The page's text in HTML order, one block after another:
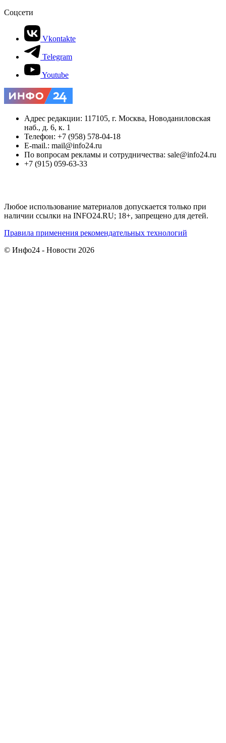
Соцсети
Vkontakte
Telegram
Youtube
Адрес редакции: 117105, г. Москва, Новоданиловская
наб., д. 6, к. 1
Телефон: +7 (958) 578-04-18
E-mail.: mail@info24.ru
По вопросам рекламы и сотрудничества: sale@info24.ru
+7 (915) 059-63-33
Любое использование материалов допускается только при
наличии ссылки на INFO24.RU; 18+, запрещено для детей.
Правила применения рекомендательных технологий
© Инфо24 - Новости 2026